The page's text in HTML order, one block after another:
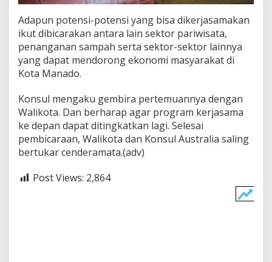
Adapun potensi-potensi yang bisa dikerjasamakan
ikut dibicarakan antara lain sektor pariwisata,
penanganan sampah serta sektor-sektor lainnya
yang dapat mendorong ekonomi masyarakat di
Kota Manado.
Konsul mengaku gembira pertemuannya dengan
Walikota. Dan berharap agar program kerjasama
ke depan dapat ditingkatkan lagi. Selesai
pembicaraan, Walikota dan Konsul Australia saling
bertukar cenderamata.(adv)
Post Views: 2,864